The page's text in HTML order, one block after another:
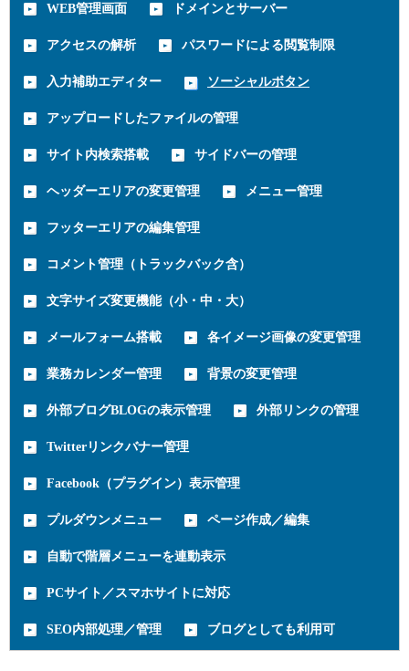
WEB管理画面 ドメインとサーバー
アクセスの解析 パスワードによる閲覧制限
入力補助エディター ソーシャルボタン
アップロードしたファイルの管理
サイト内検索搭載 サイドバーの管理
ヘッダーエリアの変更管理 メニュー管理
フッターエリアの編集管理
コメント管理（トラックバック含）
文字サイズ変更機能（小・中・大）
メールフォーム搭載 各イメージ画像の変更管理
業務カレンダー管理 背景の変更管理
外部ブログBLOGの表示管理 外部リンクの管理
Twitterリンクバナー管理
Facebook（プラグイン）表示管理
プルダウンメニュー ページ作成／編集
自動で階層メニューを連動表示
PCサイト／スマホサイトに対応
SEO内部処理／管理 ブログとしても利用可